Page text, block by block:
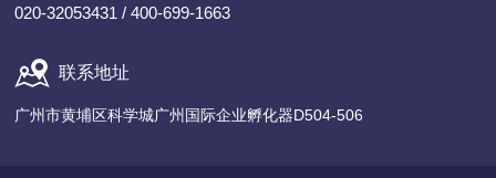
020-32053431 / 400-699-1663
联系地址
广州市黄埔区科学城广州国际企业孵化器D504-506